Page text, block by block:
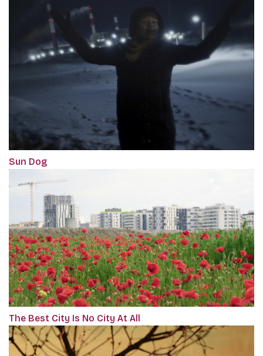
Sun Dog
The Best City Is No City At All